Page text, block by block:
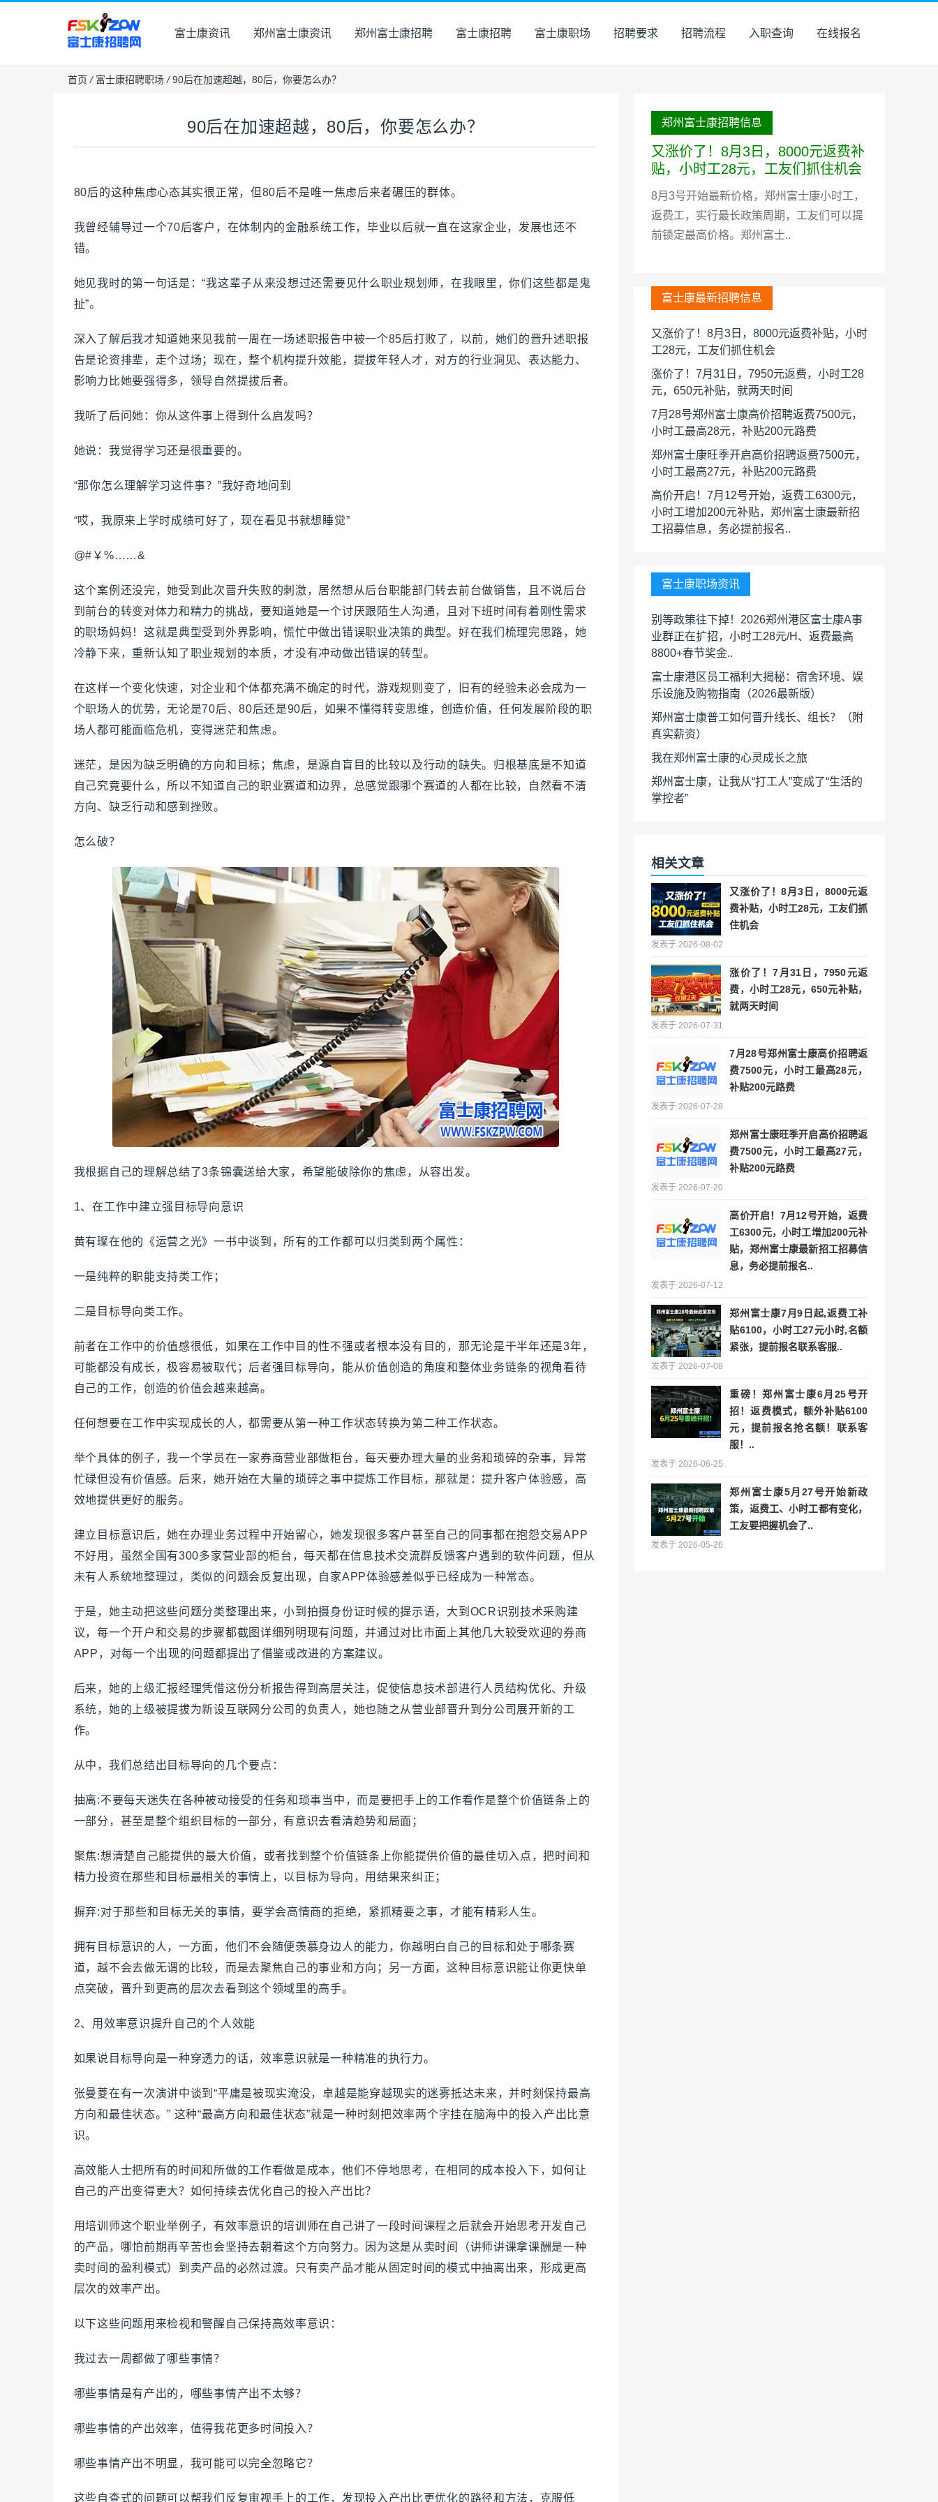
富士康资讯 郑州富士康资讯 郑州富士康招聘 富士康招聘 富士康职场 招聘要求 招聘流程 入职查询 在线报名
首页 / 富士康招聘职场 / 90后在加速超越，80后，你要怎么办？
90后在加速超越，80后，你要怎么办？
80后的这种焦虑心态其实很正常，但80后不是唯一焦虑后来者碾压的群体。
我曾经辅导过一个70后客户，在体制内的金融系统工作，毕业以后就一直在这家企业，发展也还不
错。
她见我时的第一句话是：“我这辈子从来没想过还需要见什么职业规划师，在我眼里，你们这些都是鬼
扯”。
深入了解后我才知道她来见我前一周在一场述职报告中被一个85后打败了，以前，她们的晋升述职报
告是论资排辈，走个过场；现在，整个机构提升效能，提拔年轻人才，对方的行业洞见、表达能力、
影响力比她要强得多，领导自然提拔后者。
我听了后问她：你从这件事上得到什么启发吗？
她说：我觉得学习还是很重要的。
“那你怎么理解学习这件事？”我好奇地问到
“哎，我原来上学时成绩可好了，现在看见书就想睡觉”
@#￥%……&
这个案例还没完，她受到此次晋升失败的刺激，居然想从后台职能部门转去前台做销售，且不说后台
到前台的转变对体力和精力的挑战，要知道她是一个讨厌跟陌生人沟通，且对下班时间有着刚性需求
的职场妈妈！这就是典型受到外界影响，慌忙中做出错误职业决策的典型。好在我们梳理完思路，她
冷静下来，重新认知了职业规划的本质，才没有冲动做出错误的转型。
在这样一个变化快速，对企业和个体都充满不确定的时代，游戏规则变了，旧有的经验未必会成为一
个职场人的优势，无论是70后、80后还是90后，如果不懂得转变思维，创造价值，任何发展阶段的职
场人都可能面临危机，变得迷茫和焦虑。
迷茫，是因为缺乏明确的方向和目标；焦虑，是源自盲目的比较以及行动的缺失。归根基底是不知道
自己究竟要什么，所以不知道自己的职业赛道和边界，总感觉跟哪个赛道的人都在比较，自然看不清
方向、缺乏行动和感到挫败。
怎么破？
我根据自己的理解总结了3条锦囊送给大家，希望能破除你的焦虑，从容出发。
1、在工作中建立强目标导向意识
黄有璨在他的《运营之光》一书中谈到，所有的工作都可以归类到两个属性：
一是纯粹的职能支持类工作；
二是目标导向类工作。
前者在工作中的价值感很低，如果在工作中目的性不强或者根本没有目的，那无论是干半年还是3年，
可能都没有成长，极容易被取代；后者强目标导向，能从价值创造的角度和整体业务链条的视角看待
自己的工作，创造的价值会越来越高。
任何想要在工作中实现成长的人，都需要从第一种工作状态转换为第二种工作状态。
举个具体的例子，我一个学员在一家券商营业部做柜台，每天要办理大量的业务和琐碎的杂事，异常
忙碌但没有价值感。后来，她开始在大量的琐碎之事中提炼工作目标，那就是：提升客户体验感，高
效地提供更好的服务。
建立目标意识后，她在办理业务过程中开始留心，她发现很多客户甚至自己的同事都在抱怨交易APP
不好用，虽然全国有300多家营业部的柜台，每天都在信息技术交流群反馈客户遇到的软件问题，但从
未有人系统地整理过，类似的问题会反复出现，自家APP体验感差似乎已经成为一种常态。
于是，她主动把这些问题分类整理出来，小到拍摄身份证时候的提示语，大到OCR识别技术采购建
议，每一个开户和交易的步骤都截图详细列明现有问题，并通过对比市面上其他几大较受欢迎的券商
APP，对每一个出现的问题都提出了借鉴或改进的方案建议。
后来，她的上级汇报经理凭借这份分析报告得到高层关注，促使信息技术部进行人员结构优化、升级
系统，她的上级被提拔为新设互联网分公司的负责人，她也随之从营业部晋升到分公司展开新的工
作。
从中，我们总结出目标导向的几个要点：
抽离:不要每天迷失在各种被动接受的任务和琐事当中，而是要把手上的工作看作是整个价值链条上的
一部分，甚至是整个组织目标的一部分，有意识去看清趋势和局面；
聚焦:想清楚自己能提供的最大价值，或者找到整个价值链条上你能提供价值的最佳切入点，把时间和
精力投资在那些和目标最相关的事情上，以目标为导向，用结果来纠正；
摒弃:对于那些和目标无关的事情，要学会高情商的拒绝，紧抓精要之事，才能有精彩人生。
拥有目标意识的人，一方面，他们不会随便羡慕身边人的能力，你越明白自己的目标和处于哪条赛
道，越不会去做无谓的比较，而是去聚焦自己的事业和方向；另一方面，这种目标意识能让你更快单
点突破，晋升到更高的层次去看到这个领域里的高手。
2、用效率意识提升自己的个人效能
如果说目标导向是一种穿透力的话，效率意识就是一种精准的执行力。
张曼菱在有一次演讲中谈到“平庸是被现实淹没，卓越是能穿越现实的迷雾抵达未来，并时刻保持最高
方向和最佳状态。” 这种“最高方向和最佳状态”就是一种时刻把效率两个字挂在脑海中的投入产出比意
识。
高效能人士把所有的时间和所做的工作看做是成本，他们不停地思考，在相同的成本投入下，如何让
自己的产出变得更大？如何持续去优化自己的投入产出比？
用培训师这个职业举例子，有效率意识的培训师在自己讲了一段时间课程之后就会开始思考开发自己
的产品，哪怕前期再辛苦也会坚持去朝着这个方向努力。因为这是从卖时间（讲师讲课拿课酬是一种
卖时间的盈利模式）到卖产品的必然过渡。只有卖产品才能从固定时间的模式中抽离出来，形成更高
层次的效率产出。
以下这些问题用来检视和警醒自己保持高效率意识：
我过去一周都做了哪些事情？
哪些事情是有产出的，哪些事情产出不太够？
哪些事情的产出效率，值得我花更多时间投入？
哪些事情产出不明显，我可能可以完全忽略它？
这些自查式的问题可以帮我们反复审视手上的工作，发现投入产出比更优化的路径和方法，克服低
郑州富士康招聘信息
又涨价了！8月3日，8000元返费补
贴，小时工28元，工友们抓住机会
8月3号开始最新价格，郑州富士康小时工，
返费工，实行最长政策周期，工友们可以提
前锁定最高价格。郑州富士..
富士康最新招聘信息
又涨价了！8月3日，8000元返费补贴，小时
工28元，工友们抓住机会
涨价了！7月31日，7950元返费，小时工28
元，650元补贴，就两天时间
7月28号郑州富士康高价招聘返费7500元，
小时工最高28元，补贴200元路费
郑州富士康旺季开启高价招聘返费7500元，
小时工最高27元，补贴200元路费
高价开启！7月12号开始，返费工6300元，
小时工增加200元补贴，郑州富士康最新招
工招募信息，务必提前报名..
富士康职场资讯
别等政策往下掉！2026郑州港区富士康A事
业群正在扩招，小时工28元/H、返费最高
8800+春节奖金..
富士康港区员工福利大揭秘：宿舍环境、娱
乐设施及购物指南（2026最新版）
郑州富士康普工如何晋升线长、组长？（附
真实薪资）
我在郑州富士康的心灵成长之旅
郑州富士康，让我从“打工人”变成了“生活的
掌控者”
相关文章
又涨价了！8月3日，8000元返
费补贴，小时工28元，工友们抓
住机会
发表于 2026-08-02
涨价了！7月31日，7950元返
费，小时工28元，650元补贴，
就两天时间
发表于 2026-07-31
7月28号郑州富士康高价招聘返
费7500元，小时工最高28元，
补贴200元路费
发表于 2026-07-28
郑州富士康旺季开启高价招聘返
费7500元，小时工最高27元，
补贴200元路费
发表于 2026-07-20
高价开启！7月12号开始，返费
工6300元，小时工增加200元补
贴，郑州富士康最新招工招募信
息，务必提前报名..
发表于 2026-07-12
郑州富士康7月9日起,返费工补
贴6100，小时工27元小时,名额
紧张，提前报名联系客服..
发表于 2026-07-08
重磅！郑州富士康6月25号开
招！返费模式，额外补贴6100
元，提前报名抢名额！联系客
服！..
发表于 2026-06-25
郑州富士康5月27号开始新政
策，返费工、小时工都有变化，
工友要把握机会了..
发表于 2026-05-26